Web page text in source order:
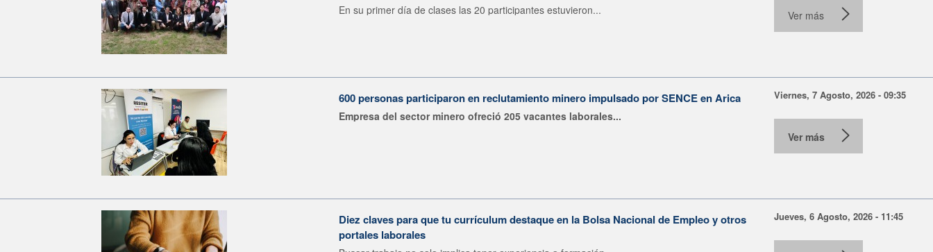
En su primer día de clases las 20 participantes estuvieron... Ver más
600 personas participaron en reclutamiento minero impulsado por SENCE en Arica
Empresa del sector minero ofreció 205 vacantes laborales...
Viernes, 7 Agosto, 2026 - 09:35
Ver más
Diez claves para que tu currículum destaque en la Bolsa Nacional de Empleo y otros
portales laborales
Jueves, 6 Agosto, 2026 - 11:45